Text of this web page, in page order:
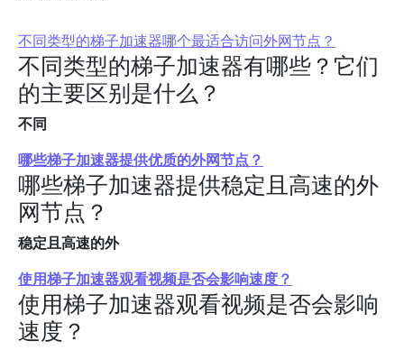
不同类型的梯子加速器哪个最适合访问外网节点？
不同类型的梯子加速器有哪些？它们
的主要区别是什么？
不同
哪些梯子加速器提供优质的外网节点？
哪些梯子加速器提供稳定且高速的外
网节点？
稳定且高速的外
使用梯子加速器观看视频是否会影响速度？
使用梯子加速器观看视频是否会影响
速度？